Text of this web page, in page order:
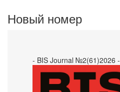
Новый номер
- BIS Journal №2(61)2026 -